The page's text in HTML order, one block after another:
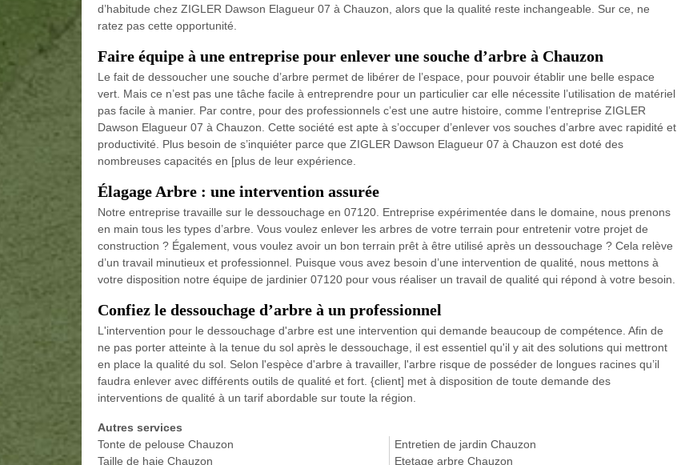
d’habitude chez ZIGLER Dawson Elagueur 07 à Chauzon, alors que la qualité reste inchangeable. Sur ce, ne
ratez pas cette opportunité.
Faire équipe à une entreprise pour enlever une souche d’arbre à Chauzon
Le fait de dessoucher une souche d’arbre permet de libérer de l’espace, pour pouvoir établir une belle espace
vert. Mais ce n’est pas une tâche facile à entreprendre pour un particulier car elle nécessite l’utilisation de matériel
pas facile à manier. Par contre, pour des professionnels c’est une autre histoire, comme l’entreprise ZIGLER
Dawson Elagueur 07 à Chauzon. Cette société est apte à s’occuper d’enlever vos souches d’arbre avec rapidité et
productivité. Plus besoin de s’inquiéter parce que ZIGLER Dawson Elagueur 07 à Chauzon est doté des
nombreuses capacités en [plus de leur expérience.
Élagage Arbre : une intervention assurée
Notre entreprise travaille sur le dessouchage en 07120. Entreprise expérimentée dans le domaine, nous prenons
en main tous les types d’arbre. Vous voulez enlever les arbres de votre terrain pour entretenir votre projet de
construction ? Également, vous voulez avoir un bon terrain prêt à être utilisé après un dessouchage ? Cela relève
d’un travail minutieux et professionnel. Puisque vous avez besoin d’une intervention de qualité, nous mettons à
votre disposition notre équipe de jardinier 07120 pour vous réaliser un travail de qualité qui répond à votre besoin.
Confiez le dessouchage d’arbre à un professionnel
L'intervention pour le dessouchage d'arbre est une intervention qui demande beaucoup de compétence. Afin de
ne pas porter atteinte à la tenue du sol après le dessouchage, il est essentiel qu'il y ait des solutions qui mettront
en place la qualité du sol. Selon l'espèce d'arbre à travailler, l'arbre risque de posséder de longues racines qu’il
faudra enlever avec différents outils de qualité et fort. {client] met à disposition de toute demande des
interventions de qualité à un tarif abordable sur toute la région.
Autres services
Tonte de pelouse Chauzon
Taille de haie Chauzon
Entretien de jardin Chauzon
Etetage arbre Chauzon